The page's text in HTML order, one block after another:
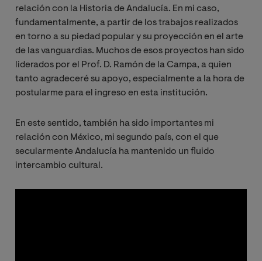
relación con la Historia de Andalucía. En mi caso,
fundamentalmente, a partir de los trabajos realizados
en torno a su piedad popular y su proyección en el arte
de las vanguardias. Muchos de esos proyectos han sido
liderados por el Prof. D. Ramón de la Campa, a quien
tanto agradeceré su apoyo, especialmente a la hora de
postularme para el ingreso en esta institución.
En este sentido, también ha sido importantes mi
relación con México, mi segundo país, con el que
secularmente Andalucía ha mantenido un fluido
intercambio cultural.